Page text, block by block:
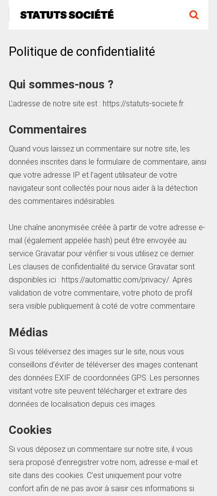
Politique de confidentialité
Qui sommes-nous ?
L’adresse de notre site est : https://statuts-societe.fr.
Commentaires
Quand vous laissez un commentaire sur notre site, les
données inscrites dans le formulaire de commentaire, ainsi
que votre adresse IP et l’agent utilisateur de votre
navigateur sont collectés pour nous aider à la détection
des commentaires indésirables.
Une chaîne anonymisée créée à partir de votre adresse e-
mail (également appelée hash) peut être envoyée au
service Gravatar pour vérifier si vous utilisez ce dernier.
Les clauses de confidentialité du service Gravatar sont
disponibles ici : https://automattic.com/privacy/. Après
validation de votre commentaire, votre photo de profil
sera visible publiquement à coté de votre commentaire.
Médias
Si vous téléversez des images sur le site, nous vous
conseillons d’éviter de téléverser des images contenant
des données EXIF de coordonnées GPS. Les personnes
visitant votre site peuvent télécharger et extraire des
données de localisation depuis ces images.
Cookies
Si vous déposez un commentaire sur notre site, il vous
sera proposé d’enregistrer votre nom, adresse e-mail et
site dans des cookies. C’est uniquement pour votre
confort afin de ne pas avoir à saisir ces informations si